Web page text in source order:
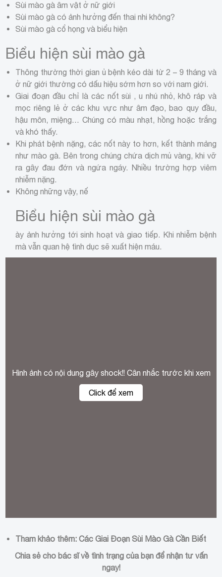
Sùi mào gà âm vật ở nữ giới
Sùi mào gà có ảnh hưởng đến thai nhi không?
Sùi mào gà cổ họng và biểu hiện
Biểu hiện sùi mào gà
Thông thường thời gian ủ bệnh kéo dài từ 2 – 9 tháng và
ở nữ giới thường có dấu hiệu sớm hơn so với nam giới.
Giai đoạn đầu chỉ là các nốt sùi , u nhú nhỏ, khô ráp và
mọc riêng lẻ ở các khu vực như âm đạo, bao quy đầu,
hậu môn, miệng… Chúng có màu nhạt, hồng hoặc trắng
và khó thấy.
Khi phát bệnh nặng, các nốt này to hơn, kết thành mảng
như mào gà. Bên trong chúng chứa dịch mủ vàng, khi vỡ
ra gây đau đớn và ngứa ngáy. Nhiều trường hợp viêm
nhiễm nặng.
Không những vậy, nế
Biểu hiện sùi mào gà
ày ảnh hưởng tới sinh hoạt và giao tiếp. Khi nhiễm bệnh
mà vẫn quan hệ tình dục sẽ xuất hiện máu.
Hình ảnh có nội dung gây shock!! Cân nhắc trước khi xem
Click để xem
Tham khảo thêm:Các Giai Đoạn Sùi Mào Gà Cần Biết
Chia sẻ cho bác sĩ về tình trạng của bạn để nhận tư vấn
ngay!